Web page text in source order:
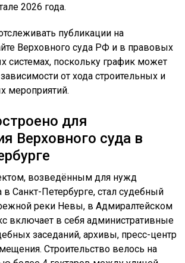
2026 года.
публикации на
Верховного суда РФ и в правовых
системах, поскольку график может
от хода строительных и
мероприятий.
для
Верховного суда в
возведённым для нужд
в Санкт-Петербурге, стал судебный
реки Невы, в Адмиралтейском
включает в себя административные
заседаний, архивы, пресс-центр
Строительство велось на